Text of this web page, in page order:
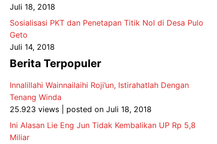
Juli 18, 2018
Sosialisasi PKT dan Penetapan Titik Nol di Desa Pulo
Geto
Juli 14, 2018
Berita Terpopuler
Innalillahi Wainnailaihi Roji’un, Istirahatlah Dengan
Tenang Winda
25.923 views
posted on Juli 18, 2018
Ini Alasan Lie Eng Jun Tidak Kembalikan UP Rp 5,8
Miliar